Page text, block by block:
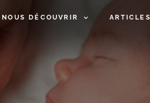
NOUS DÉCOUVRIR ARTICLES